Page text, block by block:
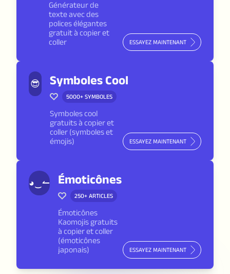
Générateur de
texte avec des
polices élégantes
gratuit à copier et
coller
ESSAYEZ MAINTENANT
😎 Symboles Cool
5000+ SYMBOLES
Symboles cool
gratuits à copier et
coller (symboles et
émojis)
ESSAYEZ MAINTENANT
◕‿↼ Émoticônes
250+ ARTICLES
Émoticônes
Kaomojis gratuits
à copier et coller
(émoticônes
japonais)
ESSAYEZ MAINTENANT